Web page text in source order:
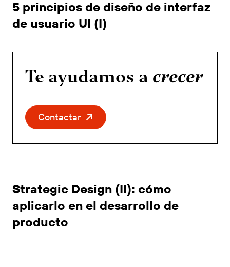
5 principios de diseño de interfaz
de usuario UI (I)
Te ayudamos a crecer
Contactar
Strategic Design (II): cómo
aplicarlo en el desarrollo de
producto